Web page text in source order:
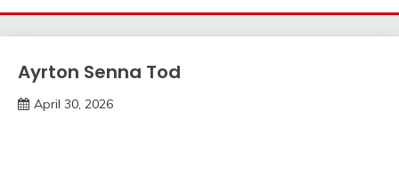
PROMI-NEWS-BLOG
Trends
Ayrton Senna Tod
April 30, 2026